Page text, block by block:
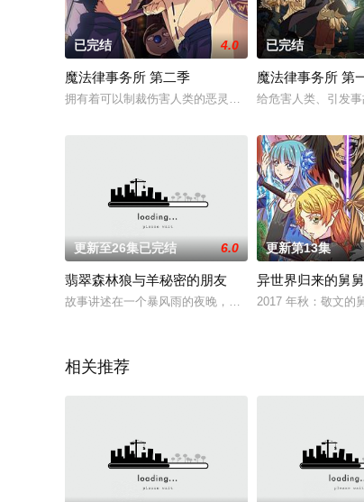
已完结 4.0
魔法律事务所 第二季
拥有着可以制裁伤害人类的恶灵并将其送往彼世的能力
已完结
魔法律事务所 第
给危害人类、引发
更新至26集已完结 6.0
翡翠森林狼与羊秘密的朋友
故事讲述在一个暴风雨的夜晚，野狼Gabu与羊咩May相
更新第13集
异世界归来的舅舅
2017 年秋：敬文的
相关推荐